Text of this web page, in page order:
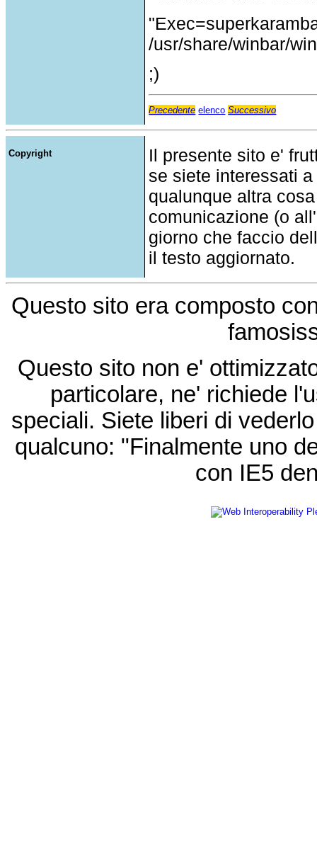
/usr/share/winbar/
;)
Precedente elenco Successivo
Copyright
Il presente sito e'
se siete interessati
qualunque altra
comunicazione (o
giorno che faccio
il testo aggiornato.
Questo sito era composto
Questo sito non e'
particolare, ne' richiede
speciali. Siete liberi di
qualcuno: "Finalmente uno
con IE5